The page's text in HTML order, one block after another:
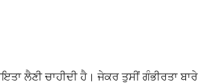
ਲੈਣੀ ਚਾਹੀਦੀ ਹੈ। ਜੇਕਰ ਤੁਸੀਂ ਗੰਭੀਰਤਾ ਬਾਰੇ